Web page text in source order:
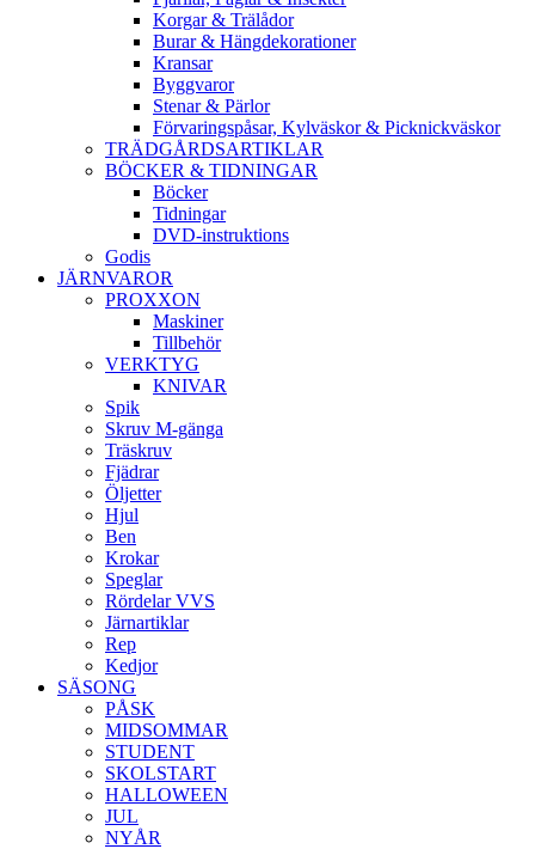
Korgar & Trälådor
Burar & Hängdekorationer
Kransar
Byggvaror
Stenar & Pärlor
Förvaringspåsar, Kylväskor & Picknickväskor
TRÄDGÅRDSARTIKLAR
BÖCKER & TIDNINGAR
Böcker
Tidningar
DVD-instruktions
Godis
JÄRNVAROR
PROXXON
Maskiner
Tillbehör
VERKTYG
KNIVAR
Spik
Skruv M-gänga
Träskruv
Fjädrar
Öljetter
Hjul
Ben
Krokar
Speglar
Rördelar VVS
Järnartiklar
Rep
Kedjor
SÄSONG
PÅSK
MIDSOMMAR
STUDENT
SKOLSTART
HALLOWEEN
JUL
NYÅR